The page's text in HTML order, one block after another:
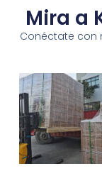
Mira a
Conéctate con